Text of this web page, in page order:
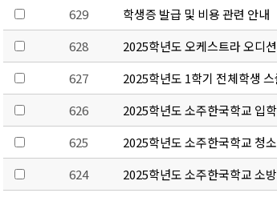
629
학생증 발급 및 비용 관련 안내
628
2025학년도 오케스트라 오디
627
2025학년도 1학기 전체학생
626
2025학년도 소주한국학교 입
625
2025학년도 소주한국학교 청
624
2025학년도 소주한국학교 소